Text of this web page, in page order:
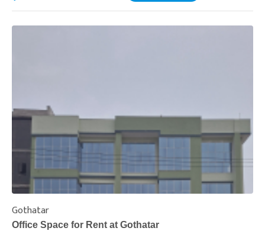
Gothatar
Office Space for Rent at Gothatar